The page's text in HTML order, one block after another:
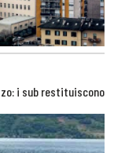
i sub restituiscono